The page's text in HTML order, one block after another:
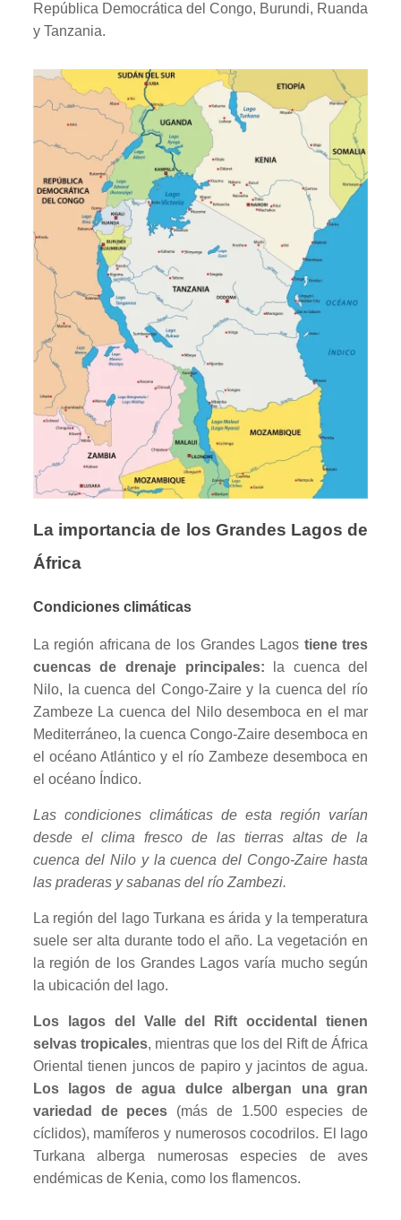
República Democrática del Congo, Burundi, Ruanda
y Tanzania.
La importancia de los Grandes Lagos de
África
Condiciones climáticas
La región africana de los Grandes Lagos tiene tres
cuencas de drenaje principales: la cuenca del
Nilo, la cuenca del Congo-Zaire y la cuenca del río
Zambeze La cuenca del Nilo desemboca en el mar
Mediterráneo, la cuenca Congo-Zaire desemboca en
el océano Atlántico y el río Zambeze desemboca en
el océano Índico.
Las condiciones climáticas de esta región varían
desde el clima fresco de las tierras altas de la
cuenca del Nilo y la cuenca del Congo-Zaire hasta
las praderas y sabanas del río Zambezi.
La región del lago Turkana es árida y la temperatura
suele ser alta durante todo el año. La vegetación en
la región de los Grandes Lagos varía mucho según
la ubicación del lago.
Los lagos del Valle del Rift occidental tienen
selvas tropicales, mientras que los del Rift de África
Oriental tienen juncos de papiro y jacintos de agua.
Los lagos de agua dulce albergan una gran
variedad de peces (más de 1.500 especies de
cíclidos), mamíferos y numerosos cocodrilos. El lago
Turkana alberga numerosas especies de aves
endémicas de Kenia, como los flamencos.